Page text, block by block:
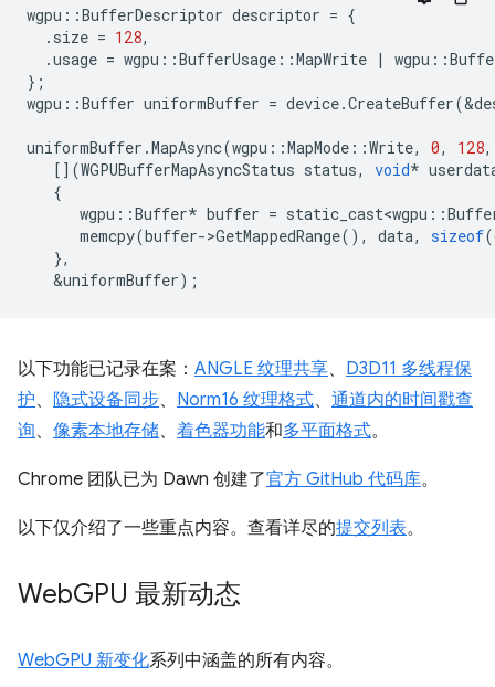
wgpu ::BufferDescriptor descriptor = {
. size = 128,
.usage = wgpu ::BufferUsage ::MapWrite | wgpu ::
};
wgpu ::Buffer uniformBuffer = device.CreateBuffer(&
uniformBuffer .MapAsync(wgpu ::MapMode ::Write, 0, 128,
[](WGPUBufferMapAsyncStatus status, void*
{
wgpu ::Buffer* buffer = static_cast<wgpu ::
memcpy(buffer->GetMappedRange(), data, sizeof(
},
&uniformBuffer);
以下功能已记录在案： ANGLE 纹理共享、 D3D11 多线程保
护、 隐式设备同步、 Norm16 纹理格式、 通道内的时间戳查
询、 像素本地存储、 着色器功能和多平面格式。
Chrome 团队已为 Dawn 创建了官方 GitHub 代码库。
以下仅介绍了一些重点内容。查看详尽的提交列表。
WebGPU 最新动态
WebGPU 新变化系列中涵盖的所有内容。